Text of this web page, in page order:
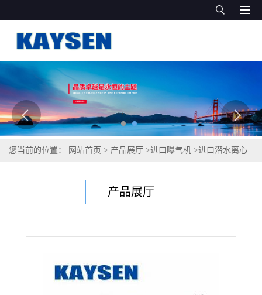
您当前的位置： 网站首页 > 产品展厅 >进口曝气机 >进口潜水离心
产品展厅